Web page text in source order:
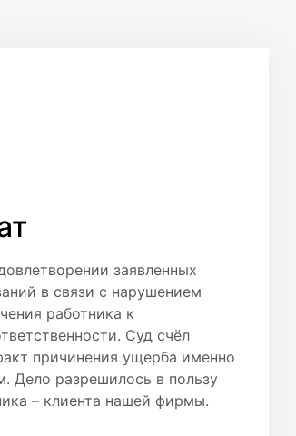
заявленных
в связи с нарушением
работника к
Суд счёл
причинения ущерба именно
Дело разрешилось в пользу
– клиента нашей фирмы.